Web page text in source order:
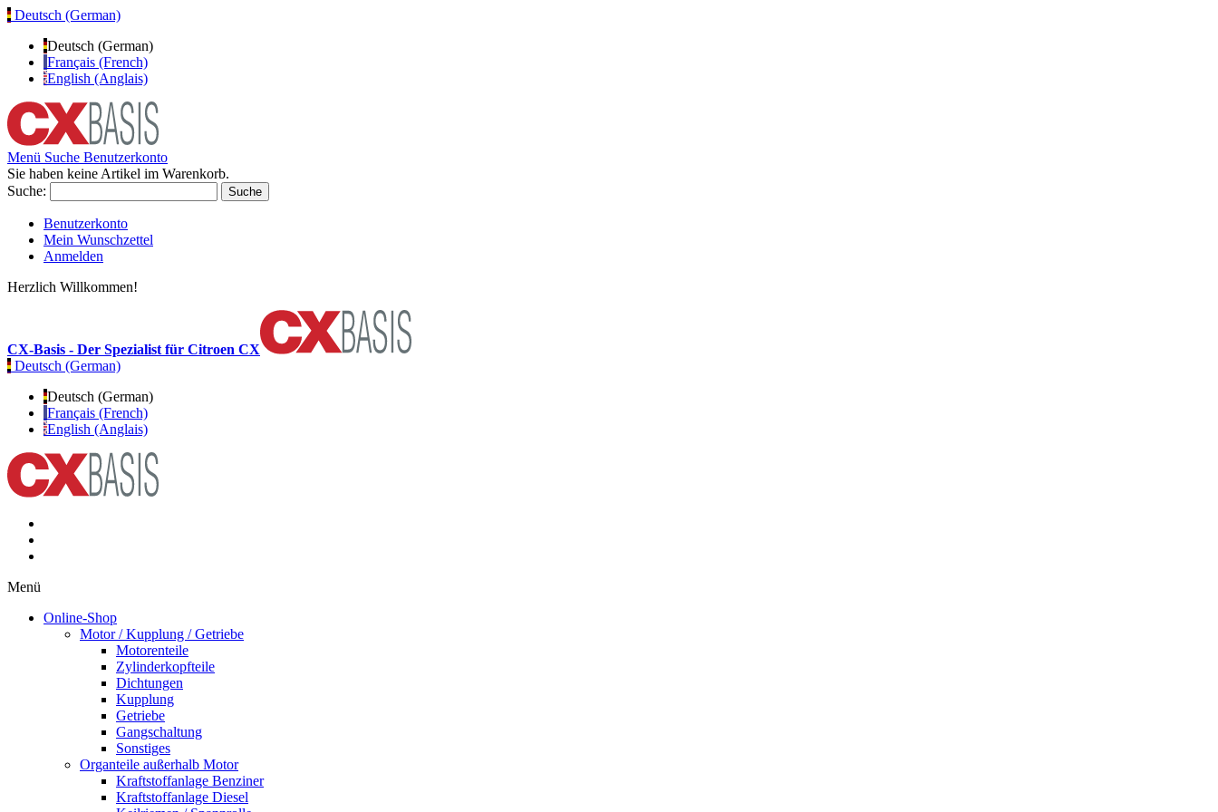
Deutsch (German)
Deutsch (German)
Français (French)
English (Anglais)
Menü Suche Benutzerkonto
Sie haben keine Artikel im Warenkorb.
Suche:
Suche
Benutzerkonto
Mein Wunschzettel
Anmelden
Herzlich Willkommen!
CX-Basis - Der Spezialist für Citroen CX
Deutsch (German)
Deutsch (German)
Français (French)
English (Anglais)
Menü
Online-Shop
Motor / Kupplung / Getriebe
Motorenteile
Zylinderkopfteile
Dichtungen
Kupplung
Getriebe
Gangschaltung
Sonstiges
Organteile außerhalb Motor
Kraftstoffanlage Benziner
Kraftstoffanlage Diesel